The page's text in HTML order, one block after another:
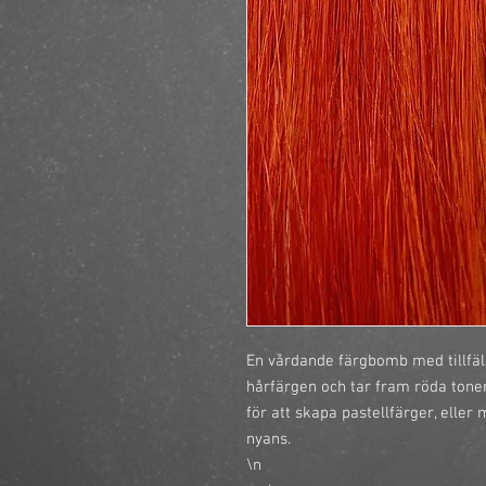
En vårdande färgbomb med
hårfärgen och tar fram röda
för att skapa pastellfärger, eller
nyans.
\n